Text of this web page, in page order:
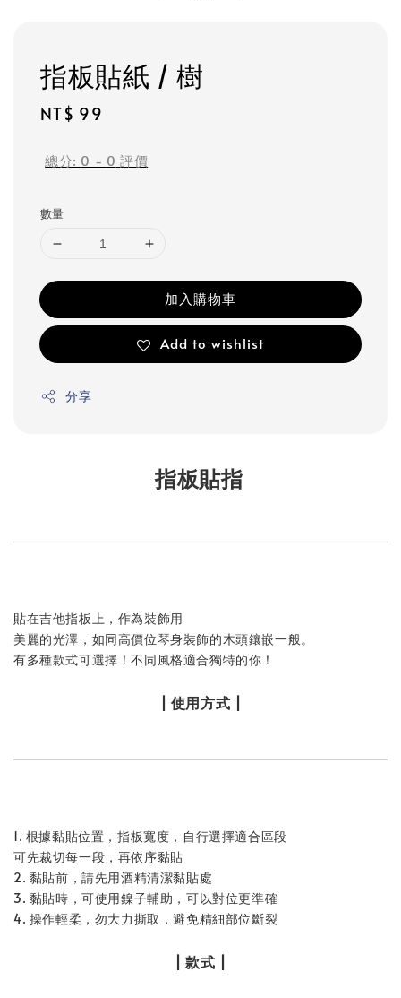
指板貼紙 / 樹
Regular
NT$ 99
總分: 0 - 0 評價
數量
加入購物車
Add to wishlist
分享
指板貼指
貼在吉他指板上，作為裝飾用
美麗的光澤，如同高價位琴身裝飾的木頭鑲嵌一般。
有多種款式可選擇！不同風格適合獨特的你！
| 使用方式 |
1. 根據黏貼位置，指板寬度，自行選擇適合區段
可先裁切每一段，再依序黏貼
2. 黏貼前，請先用酒精清潔黏貼處
3. 黏貼時，可使用鎳子輔助，可以對位更準確
4. 操作輕柔，勿大力撕取，避免精細部位斷裂
| 款式 |